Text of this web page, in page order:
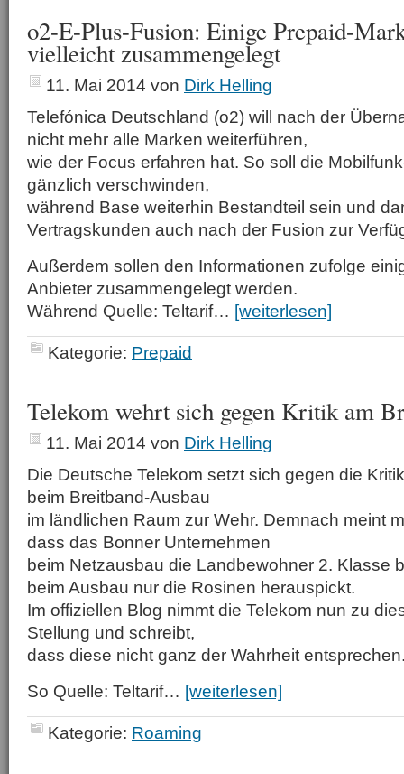
o2-E-Plus-Fusion: Einige Prepaid-
vielleicht zusammengelegt
11. Mai 2014 von Dirk Helling
Telefónica Deutschland (o2) will nach der
nicht mehr alle Marken weiterführen,
wie der Focus erfahren hat. So soll die
gänzlich verschwinden,
während Base weiterhin Bestandteil sein und
Vertragskunden auch nach der Fusion zur
Außerdem sollen den Informationen zufolge
Anbieter zusammengelegt werden.
Während Quelle: Teltarif… [weiterlesen]
Kategorie: Prepaid
Telekom wehrt sich gegen Kritik am
11. Mai 2014 von Dirk Helling
Die Deutsche Telekom setzt sich gegen die
beim Breitband-Ausbau
im ländlichen Raum zur Wehr. Demnach meint
dass das Bonner Unternehmen
beim Netzausbau die Landbewohner 2. Klasse
beim Ausbau nur die Rosinen herauspickt.
Im offiziellen Blog nimmt die Telekom nun zu
Stellung und schreibt,
dass diese nicht ganz der Wahrheit
So Quelle: Teltarif… [weiterlesen]
Kategorie: Roaming